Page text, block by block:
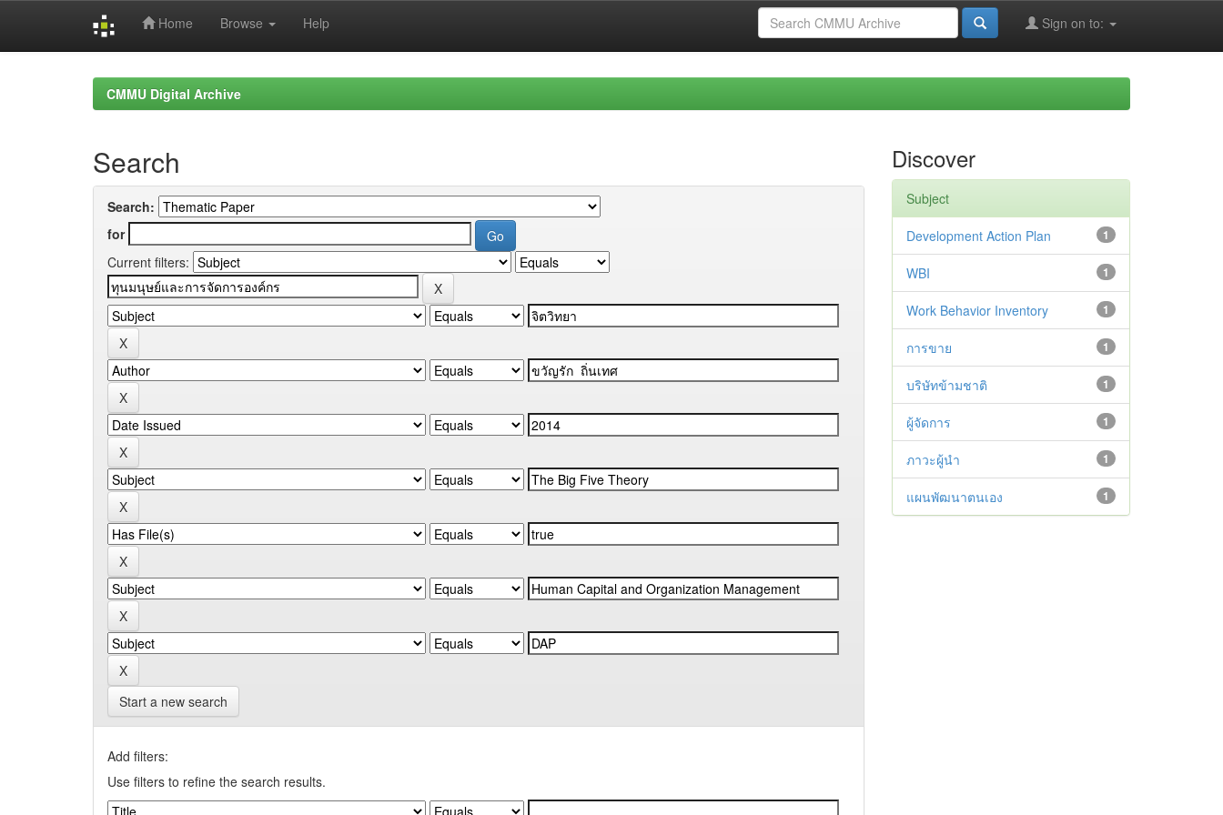
Home Browse Help Sign on to:
CMMU Digital Archive
Search
Search:
for
Current filters:
Start a new search
Add filters:
Use filters to refine the search results.
Discover
Subject
1
Development Action Plan
1
WBI
1
Work Behavior Inventory
1
การขาย
1
บริษัทข้ามชาติ
1
ผู้จัดการ
1
ภาวะผู้นำ
1
แผนพัฒนาตนเอง